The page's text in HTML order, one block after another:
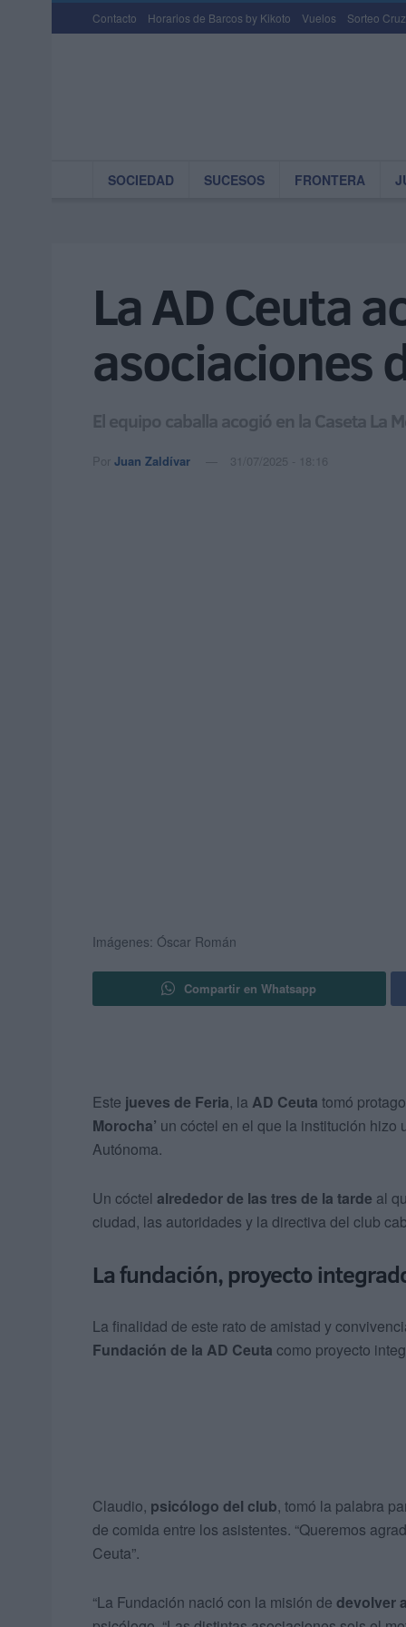
Contacto Horarios de Barcos by Kikoto Vuelos Sorteo
SOCIEDAD SUCESOS FRONTERA
La AD Ceuta
asociaciones
El equipo caballa acogió en la Caseta
Por Juan Zaldívar 31/07/2025 - 18:16
Imágenes: Óscar Román
Compartir en Whatsapp
Este jueves de Feria, la AD Ceuta tomó
Morocha’ un cóctel en el que la institución
Autónoma.
Un cóctel alrededor de las tres de la tarde al
ciudad, las autoridades y la directiva del club
La fundación, proyecto
La finalidad de este rato de amistad y
Fundación de la AD Ceuta como proyecto
Claudio, psicólogo del club, tomó la palabra
de comida entre los asistentes. “Queremos
Ceuta”.
“La Fundación nació con la misión de devolver